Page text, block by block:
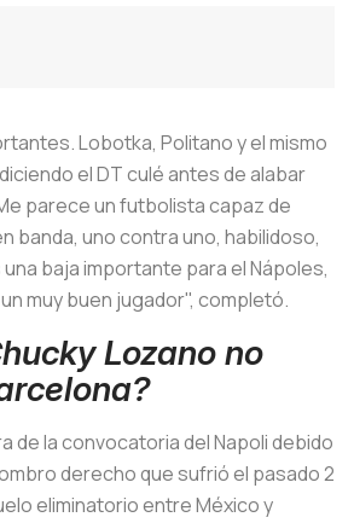
Lobotka, Politano y el mismo
el DT culé antes de alabar
parece un futbolista capaz de
banda, uno contra uno, habilidoso,
baja importante para el Nápoles,
muy buen jugador", completó.
Lozano no
de la convocatoria del Napoli debido
derecho que sufrió el pasado 2
eliminatorio entre México y